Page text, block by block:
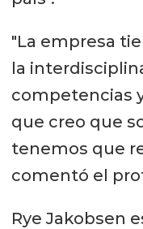
"La empresa
la
competencias
que creo que
tenemos que
comentó el
Rye Jakobsen